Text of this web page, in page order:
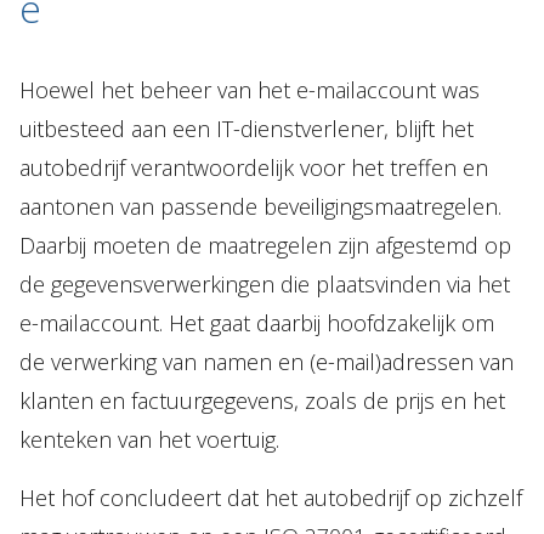
Hoewel het beheer van het e-mailaccount was
uitbesteed aan een IT-dienstverlener, blijft het
autobedrijf verantwoordelijk voor het treffen en
aantonen van passende beveiligingsmaatregelen.
Daarbij moeten de maatregelen zijn afgestemd op
de gegevensverwerkingen die plaatsvinden via het
e-mailaccount. Het gaat daarbij hoofdzakelijk om
de verwerking van namen en (e-mail)adressen van
klanten en factuurgegevens, zoals de prijs en het
kenteken van het voertuig.
Het hof concludeert dat het autobedrijf op zichzelf